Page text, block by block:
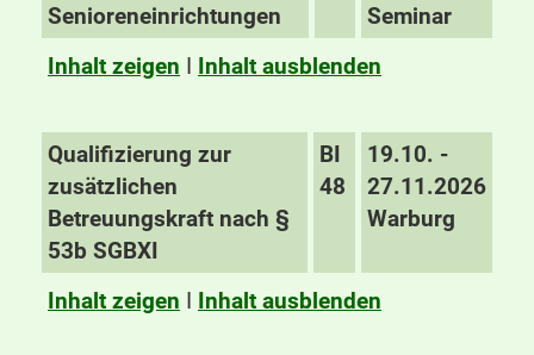
Senioreneinrichtungen
Seminar
Inhalt zeigen I Inhalt ausblenden
Qualifizierung zur
zusätzlichen
Betreuungskraft nach §
53b SGBXI
BI
48
19.10. -
27.11.2026
Warburg
Inhalt zeigen I Inhalt ausblenden